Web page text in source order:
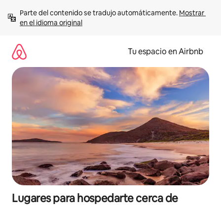
contenido
Parte del contenido se tradujo automáticamente. Mostrar
en el idioma original
Tu espacio en Airbnb
Lugares para hospedarte cerca de